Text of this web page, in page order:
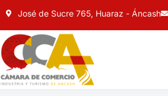
José de Sucre 765, Huaraz - Áncash